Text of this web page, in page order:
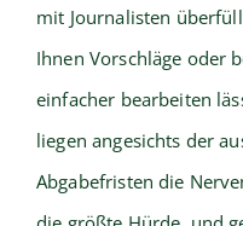
mit Journalisten
Ihnen Vorschläge oder
einfacher bearbeiten
liegen angesichts der
Abgabefristen die